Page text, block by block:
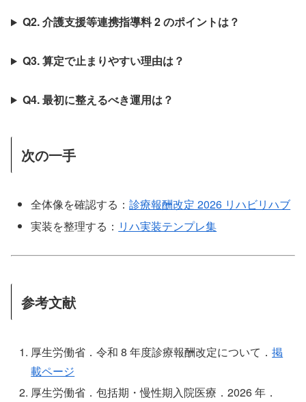
Q2. 介護支援等連携指導料 2 のポイントは？
Q3. 算定で止まりやすい理由は？
Q4. 最初に整えるべき運用は？
次の一手
全体像を確認する：診療報酬改定 2026 リハビリハブ
実装を整理する： リハ実装テンプレ集
参考文献
厚生労働省．令和 8 年度診療報酬改定について．掲
載ページ
厚生労働省．包括期・慢性期入院医療．2026 年．